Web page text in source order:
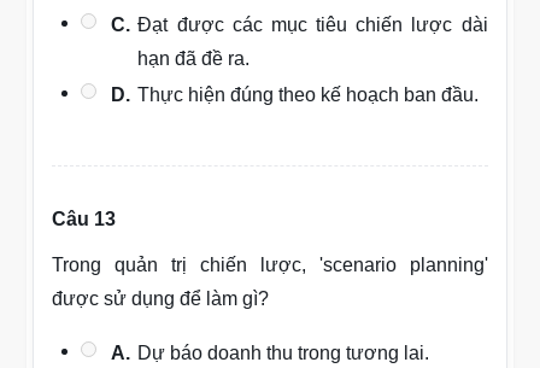
C. Đạt được các mục tiêu chiến lược dài
hạn đã đề ra.
D. Thực hiện đúng theo kế hoạch ban đầu.
Câu 13
Trong quản trị chiến lược, 'scenario planning'
được sử dụng để làm gì?
A. Dự báo doanh thu trong tương lai.